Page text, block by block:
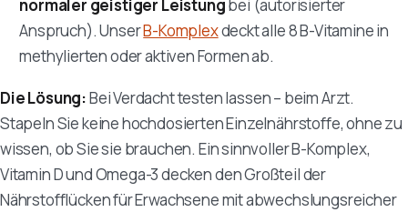
normaler geistiger Leistungbei (autorisierter
Anspruch). UnserB-Komplexdeckt alle 8 B-Vitamine in
methylierten oder aktiven Formen ab.
Die Lösung:Bei Verdacht testen lassen – beim Arzt.
Stapeln Sie keine hochdosierten Einzelnährstoffe, ohne zu
wissen, ob Sie sie brauchen. Ein sinnvoller B-Komplex,
Vitamin D und Omega-3 decken den Großteil der
Nährstofflücken für Erwachsene mit abwechslungsreicher